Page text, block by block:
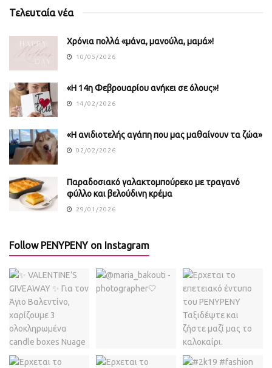
Τελευταία νέα
Χρόνια πολλά «μάνα, μανούλα, μαμά»!
10/05/2026
«Η 14η Φεβρουαρίου ανήκει σε όλους»!
14/02/2026
«Η ανιδιοτελής αγάπη που μας μαθαίνουν τα ζώα»
02/02/2026
Παραδοσιακό γαλακτομπούρεκο με τραγανό
φύλλο και βελούδινη κρέμα
29/01/2026
Follow PENYPENY on Instagram